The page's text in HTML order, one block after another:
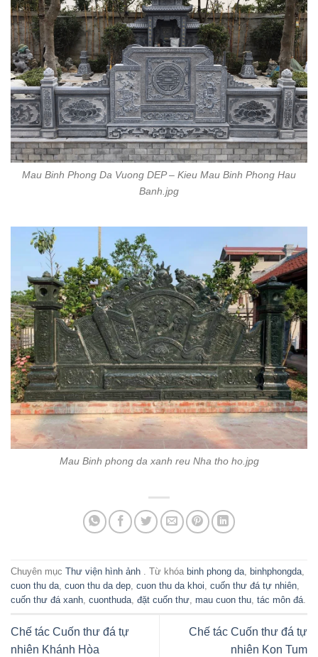
Mau Binh Phong Da Vuong DEP – Kieu Mau Binh Phong Hau
Banh.jpg
Mau Binh phong da xanh reu Nha tho ho.jpg
Chuyên mục Thư viện hình ảnh . Từ khóa binh phong da, binhphongda,
cuon thu da, cuon thu da dep, cuon thu da khoi, cuốn thư đá tự nhiên,
cuốn thư đá xanh, cuonthuda, đặt cuốn thư, mau cuon thu, tác môn đá.
Chế tác Cuốn thư đá tự
nhiên Khánh Hòa
Chế tác Cuốn thư đá tự
nhiên Kon Tum